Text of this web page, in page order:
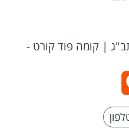
| קומה פוד קורט -